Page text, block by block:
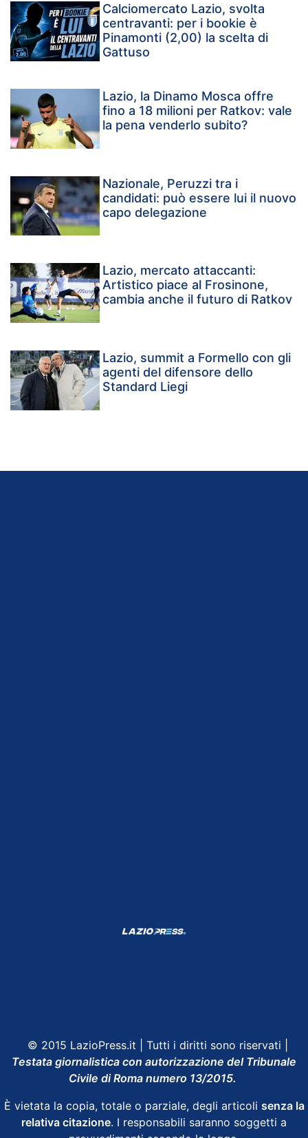
Calciomercato Lazio, svolta
centravanti: per i bookie è
Pinamonti (2,00) la scelta di
Gattuso
Lazio, la Dinamo Mosca offre
fino a 18 milioni per Ratkov: vale
la pena venderlo subito?
Nazionale, Peruzzi tra i
candidati: può essere lui il nuovo
capo delegazione
Lazio, mercato attaccanti:
Artistico piace al Frosinone,
cambia anche il futuro di Ratkov
Lazio, summit a Formello con gli
agenti del difensore dello
Standard Liegi
© 2015 LazioPress.it | Tutti i diritti sono riservati |
Testata giornalistica con autorizzazione del Tribunale
Civile di Roma numero 13/2015.
È vietata la copia, totale o parziale, degli articoli senza la
relativa citazione. I responsabili saranno soggetti a